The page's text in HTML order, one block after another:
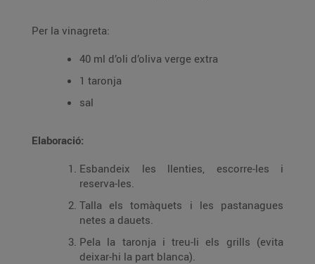
Per la vinagreta:
40 ml d’oli d’oliva verge extra
1 taronja
sal
Elaboració:
Esbandeix les llenties, escorre-les i
reserva-les.
Talla els tomàquets i les pastanagues
netes a dauets.
Pela la taronja i treu-li els grills (evita
deixar-hi la part blanca).